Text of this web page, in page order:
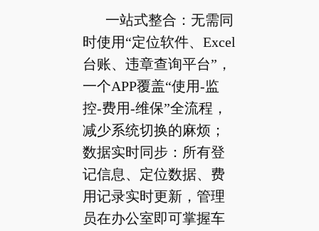
一站式整合：无需同
时使用“定位软件、Excel
台账、违章查询平台”，
一个APP覆盖“使用-监
控-费用-维保”全流程，
减少系统切换的麻烦；
数据实时同步：所有登
记信息、定位数据、费
用记录实时更新，管理
员在办公室即可掌握车